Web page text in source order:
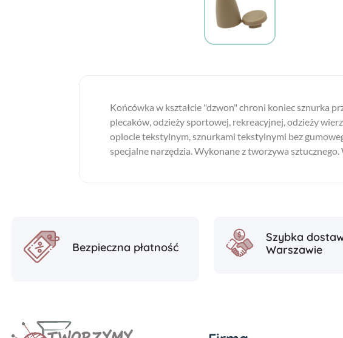
Końcówka w kształcie "dzwon" chroni koniec sznurka
plecaków, odzieży sportowej, rekreacyjnej, odzieży
oplocie tekstylnym, sznurkami tekstylnymi bez
specjalne narzędzia. Wykonane z tworzywa
Bezpieczna płatność
Szybka
Warszawie